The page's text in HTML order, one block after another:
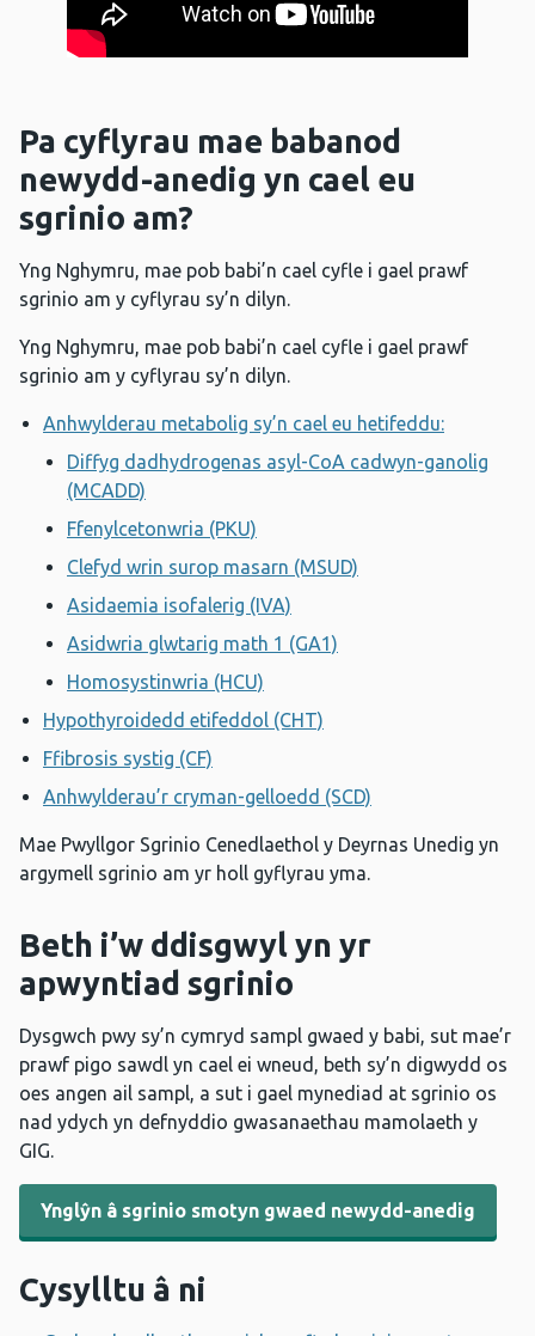
Pa cyflyrau mae babanod
newydd-anedig yn cael eu
sgrinio am?
Yng Nghymru, mae pob babi’n cael cyfle i gael prawf
sgrinio am y cyflyrau sy’n dilyn.
Yng Nghymru, mae pob babi’n cael cyfle i gael prawf
sgrinio am y cyflyrau sy’n dilyn.
Anhwylderau metabolig sy’n cael eu hetifeddu:
Diffyg dadhydrogenas asyl-CoA cadwyn-ganolig
(MCADD)
Ffenylcetonwria (PKU)
Clefyd wrin surop masarn (MSUD)
Asidaemia isofalerig (IVA)
Asidwria glwtarig math 1 (GA1)
Homosystinwria (HCU)
Hypothyroidedd etifeddol (CHT)
Ffibrosis systig (CF)
Anhwylderau’r cryman-gelloedd (SCD)
Mae Pwyllgor Sgrinio Cenedlaethol y Deyrnas Unedig yn
argymell sgrinio am yr holl gyflyrau yma.
Beth i’w ddisgwyl yn yr
apwyntiad sgrinio
Dysgwch pwy sy’n cymryd sampl gwaed y babi, sut mae’r
prawf pigo sawdl yn cael ei wneud, beth sy’n digwydd os
oes angen ail sampl, a sut i gael mynediad at sgrinio os
nad ydych yn defnyddio gwasanaethau mamolaeth y
GIG.
Ynglŷn â sgrinio smotyn gwaed newydd-anedig
Cysylltu â ni